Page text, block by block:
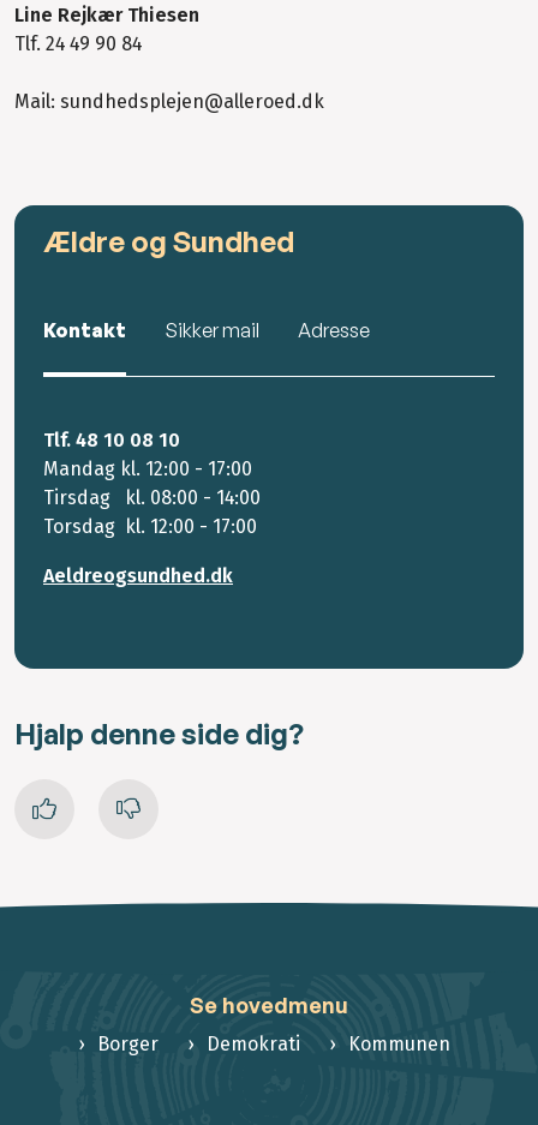
Line Rejkær Thiesen
Tlf. 24 49 90 84
Mail: sundhedsplejen@alleroed.dk
Ældre og Sundhed
Kontakt Sikker mail Adresse
Tlf. 48 10 08 10
Mandag kl. 12:00 - 17:00
Tirsdag kl. 08:00 - 14:00
Torsdag kl. 12:00 - 17:00
Aeldreogsundhed.dk
Hjalp denne side dig?
Se hovedmenu
Borger Demokrati Kommunen